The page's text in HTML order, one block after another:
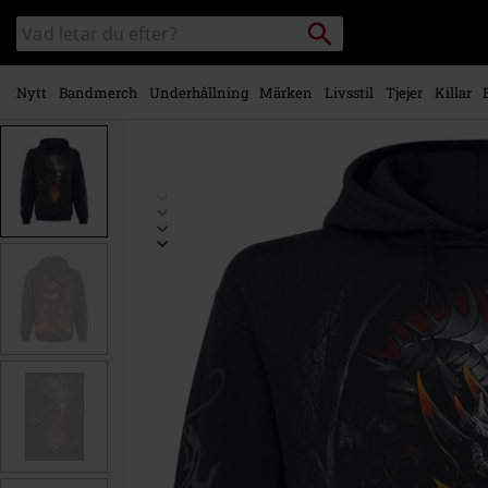
Gå till
huvudinnehåll
Sök
i
katalogen
Sök
Nytt Bandmerch Underhållning Märken Livsstil Tjejer Killar
www.emp-
p/draconis/452406.html